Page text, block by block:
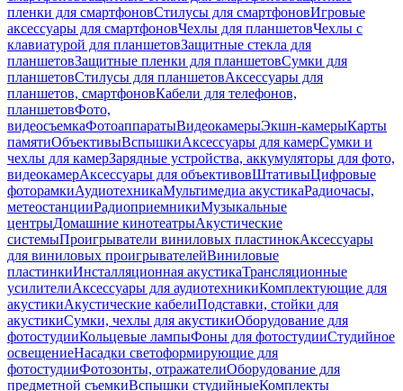
пленки для смартфоновСтилусы для смартфоновИгровые
аксессуары для смартфоновЧехлы для планшетовЧехлы с
клавиатурой для планшетовЗащитные стекла для
планшетовЗащитные пленки для планшетовСумки для
планшетовСтилусы для планшетовАксессуары для
планшетов, смартфоновКабели для телефонов,
планшетовФото,
видеосъемкаФотоаппаратыВидеокамерыЭкшн-камерыКарты
памятиОбъективыВспышкиАксессуары для камерСумки и
чехлы для камерЗарядные устройства, аккумуляторы для фото,
видеокамерАксессуары для объективовШтативыЦифровые
фоторамкиАудиотехникаМультимедиа акустикаРадиочасы,
метеостанцииРадиоприемникиМузыкальные
центрыДомашние кинотеатрыАкустические
системыПроигрыватели виниловых пластинокАксессуары
для виниловых проигрывателейВиниловые
пластинкиИнсталляционная акустикаТрансляционные
усилителиАксессуары для аудиотехникиКомплектующие для
акустикиАкустические кабелиПодставки, стойки для
акустикиСумки, чехлы для акустикиОборудование для
фотостудииКольцевые лампыФоны для фотостудииСтудийное
освещениеНасадки светоформирующие для
фотостудииФотозонты, отражателиОборудование для
предметной съемкиВспышки студийныеКомплекты